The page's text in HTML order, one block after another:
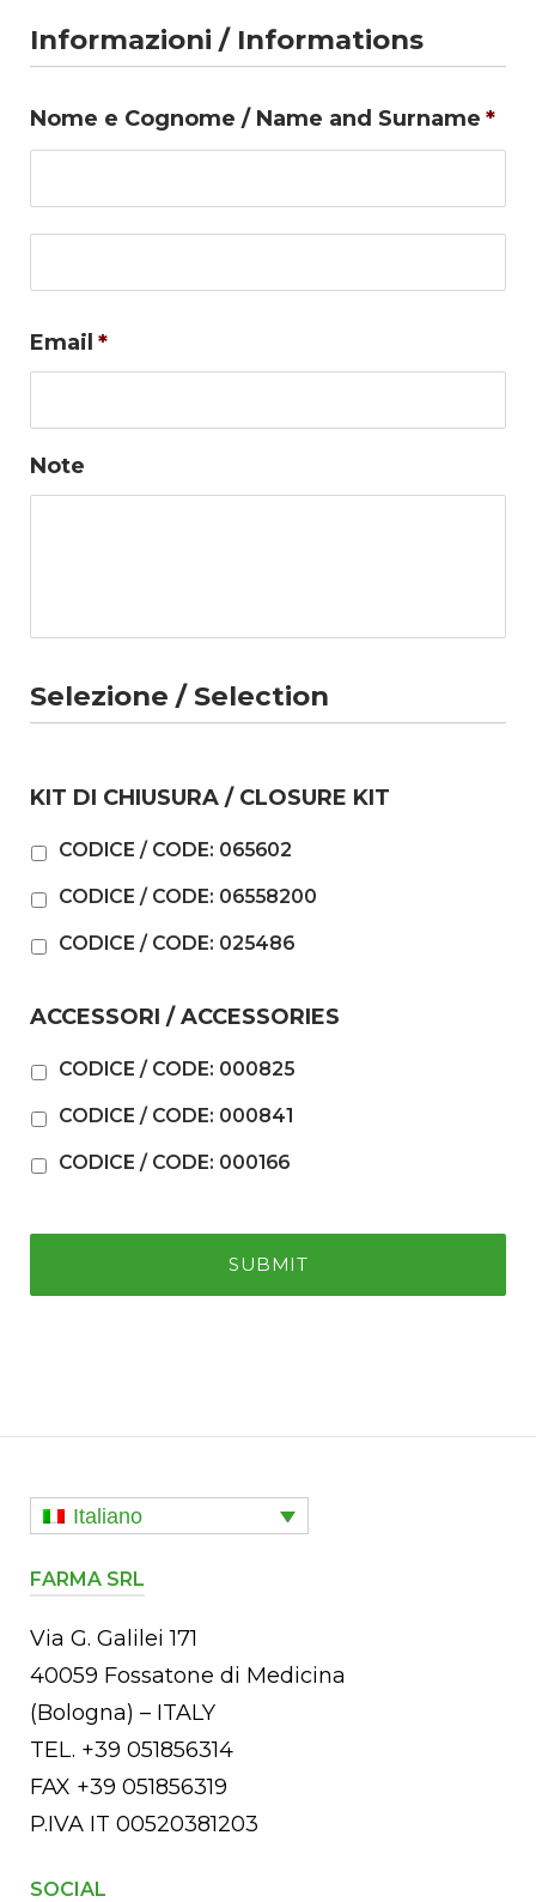
Informazioni / Informations
Nome e Cognome / Name and Surname *
Email *
Note
Selezione / Selection
KIT DI CHIUSURA / CLOSURE KIT
CODICE / CODE: 065602
CODICE / CODE: 06558200
CODICE / CODE: 025486
ACCESSORI / ACCESSORIES
CODICE / CODE: 000825
CODICE / CODE: 000841
CODICE / CODE: 000166
Italiano
FARMA SRL
Via G. Galilei 171
40059 Fossatone di Medicina
(Bologna) – ITALY
TEL. +39 051856314
FAX +39 051856319
P.IVA IT 00520381203
SOCIAL